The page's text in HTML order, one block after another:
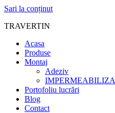
Sari la conținut
TRAVERTIN
Acasa
Produse
Montaj
Adeziv
Portofoliu lucrări
Blog
Contact